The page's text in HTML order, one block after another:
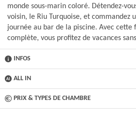
monde sous-marin coloré. Détendez-
voisin, le Riu Turquoise, et commandez
journée au bar de la piscine. Avec
complète, vous profitez de vacances
INFOS
ALL IN
PRIX & TYPES DE CHAMBRE